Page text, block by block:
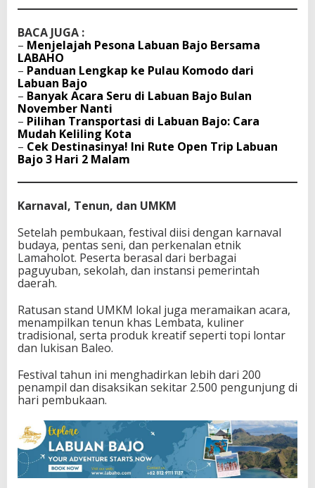
BACA JUGA :
– Menjelajah Pesona Labuan Bajo Bersama
LABAHO
– Panduan Lengkap ke Pulau Komodo dari
Labuan Bajo
– Banyak Acara Seru di Labuan Bajo Bulan
November Nanti
– Pilihan Transportasi di Labuan Bajo: Cara
Mudah Keliling Kota
– Cek Destinasinya! Ini Rute Open Trip Labuan
Bajo 3 Hari 2 Malam
Karnaval, Tenun, dan UMKM
Setelah pembukaan, festival diisi dengan karnaval
budaya, pentas seni, dan perkenalan etnik
Lamaholot. Peserta berasal dari berbagai
paguyuban, sekolah, dan instansi pemerintah
daerah.
Ratusan stand UMKM lokal juga meramaikan acara,
menampilkan tenun khas Lembata, kuliner
tradisional, serta produk kreatif seperti topi lontar
dan lukisan Baleo.
Festival tahun ini menghadirkan lebih dari 200
penampil dan disaksikan sekitar 2.500 pengunjung di
hari pembukaan.